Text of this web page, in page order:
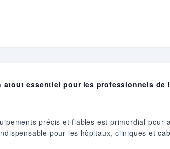
atout essentiel pour les professionnels de
précis et fiables est primordial
pour les hôpitaux, cliniques et